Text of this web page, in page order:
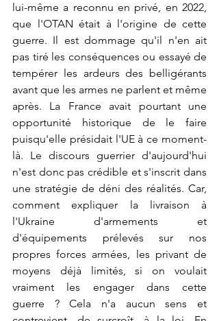
lui-même a reconnu en privé, en 2022,
que l'OTAN était à l'origine de cette
guerre. Il est dommage qu'il n'en ait
pas tiré les conséquences ou essayé de
tempérer les ardeurs des belligérants
avant que les armes ne parlent et même
après. La France avait pourtant une
opportunité historique de le faire
puisqu'elle présidait l'UE à ce moment-
là. Le discours guerrier d'aujourd'hui
n'est donc pas crédible et s'inscrit dans
une stratégie de déni des réalités. Car,
comment expliquer la livraison à
l'Ukraine d'armements et
d'équipements prélevés sur nos
propres forces armées, les privant de
moyens déjà limités, si on voulait
vraiment les engager dans cette
guerre ? Cela n'a aucun sens et